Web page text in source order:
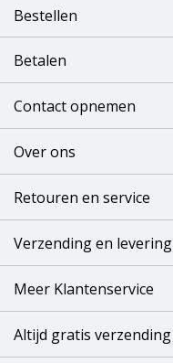
Bestellen
Betalen
Contact opnemen
Over ons
Retouren en service
Verzending en levering
Meer Klantenservice
Altijd gratis verzending